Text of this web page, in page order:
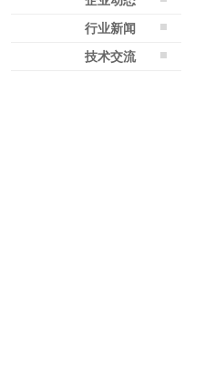
行业新闻
技术交流